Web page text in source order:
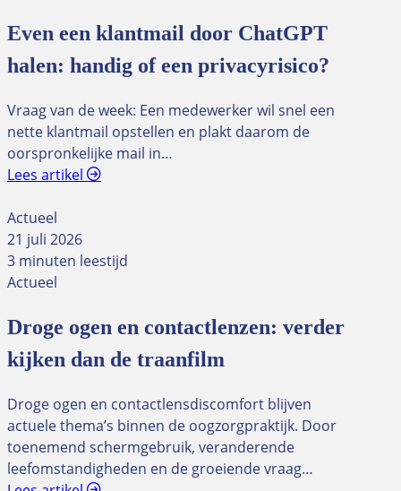
Even een klantmail door ChatGPT
halen: handig of een privacyrisico?
Vraag van de week: Een medewerker wil snel een
nette klantmail opstellen en plakt daarom de
oorspronkelijke mail in…
Lees artikel
Actueel
21 juli 2026
3 minuten leestijd
Actueel
Droge ogen en contactlenzen: verder
kijken dan de traanfilm
Droge ogen en contactlensdiscomfort blijven
actuele thema’s binnen de oogzorgpraktijk. Door
toenemend schermgebruik, veranderende
leefomstandigheden en de groeiende vraag…